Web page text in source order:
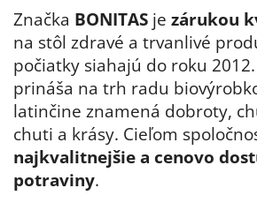
Značka BONITAS je zárukou
na stôl zdravé a trvanlivé
počiatky siahajú do roku
prináša na trh radu
latinčine znamená dobroty,
chuti a krásy. Cieľom
najkvalitnejšie a cenovo
potraviny.